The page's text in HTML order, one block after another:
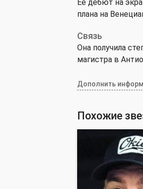
Ее дебют на
плана на
Связь
Она получила
магистра в
Дополнить
Похожие